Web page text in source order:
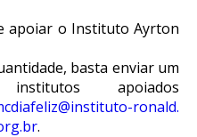
apoiar o Instituto Ayrton
basta enviar um
apoiados
ronald.
.